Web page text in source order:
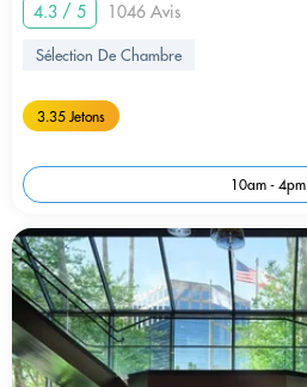
4.3 / 5
1046 Avis
Sélection De Chambre
3.35 Jetons
10am - 4pm